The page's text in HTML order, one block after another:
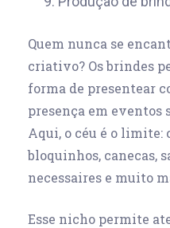
Quem nunca se
criativo? Os brindes
forma de presentear
presença em eventos
Aqui, o céu é o limite:
bloquinhos, canecas,
necessaires e muito
Esse nicho permite